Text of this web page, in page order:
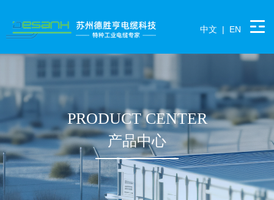
中文 | EN
PRODUCT CENTER
产品中心